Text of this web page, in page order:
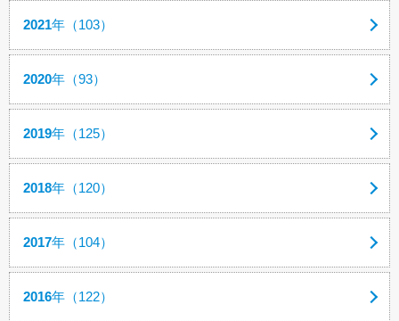
2021年（103）
2020年（93）
2019年（125）
2018年（120）
2017年（104）
2016年（122）